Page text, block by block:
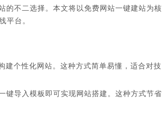
的不二选择。本文将以免费网站一键建站为核
平台。
建个性化网站。这种方式简单易懂，适合对技
键导入模板即可实现网站搭建。这种方式节省